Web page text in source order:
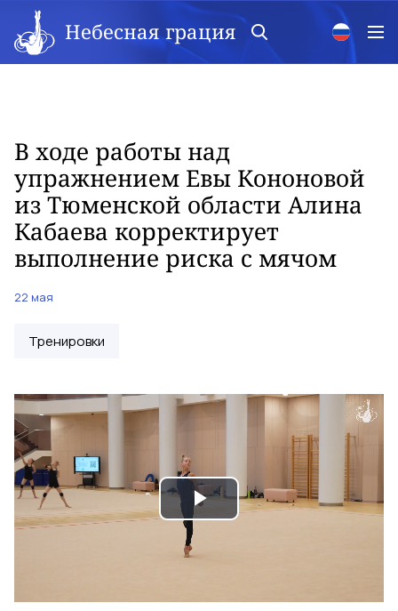
Небесная грация
В ходе работы над
упражнением Евы Кононовой
из Тюменской области Алина
Кабаева корректирует
выполнение риска с мячом
22 мая
Тренировки
Play